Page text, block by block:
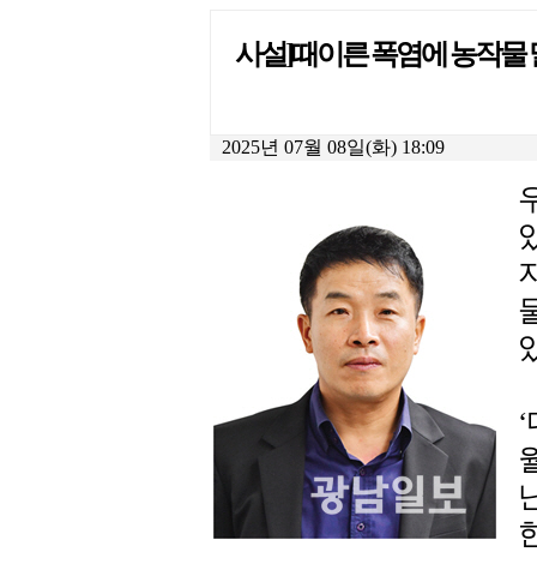
사설]때이른 폭염에 농작
2025년 07월 08일(화) 18:09